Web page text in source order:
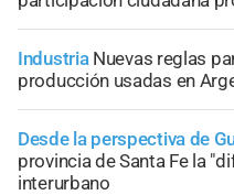
Industria Nuevas reglas
producción usadas en
Desde la perspectiva de
provincia de Santa Fe la
interurbano